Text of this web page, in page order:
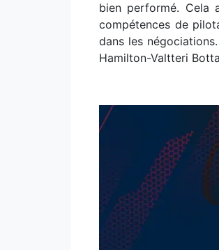
bien performé. Cela
compétences de
dans les
Hamilton-Valtteri